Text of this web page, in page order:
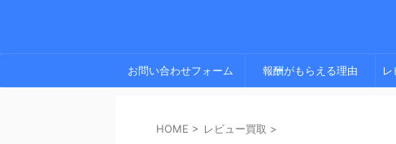
お問い合わせフォーム 報酬がもらえる理由
HOME > レビュー買取 >